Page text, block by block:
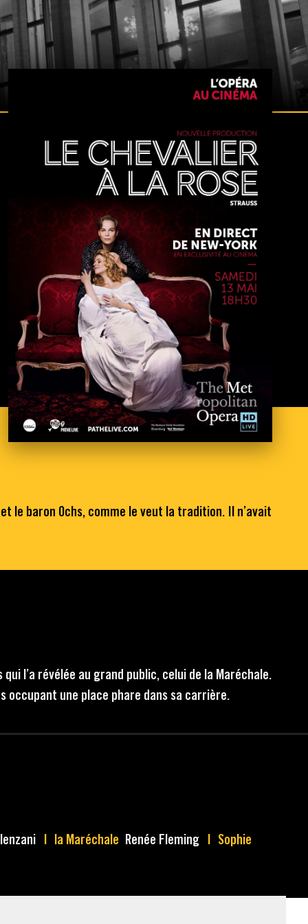
le baron Ochs, comme le veut la tradition. Il n’avait
l’a révélée au grand public, celui de la Maréchale.
occupant une place phare dans sa carrière.
la Maréchale Renée Fleming
Sophie